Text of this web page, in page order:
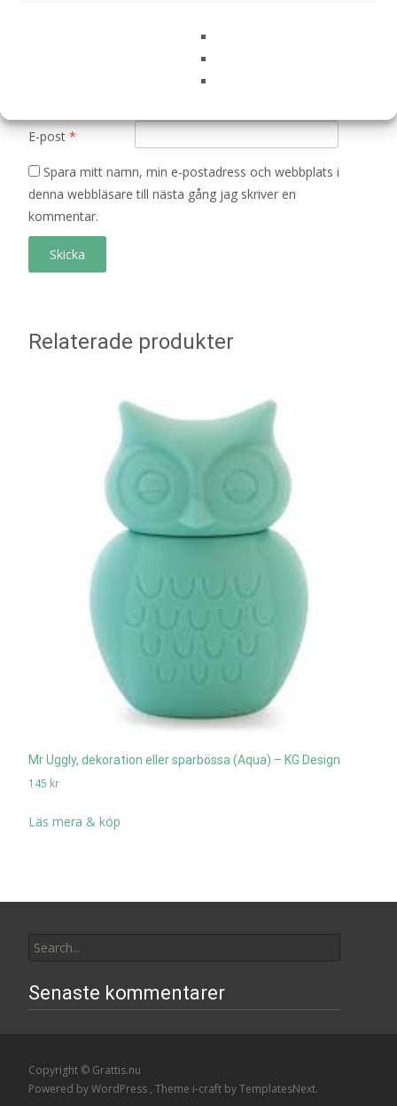
E-post *
Spara mitt namn, min e-postadress och webbplats i
denna webbläsare till nästa gång jag skriver en
kommentar.
Relaterade produkter
Mr Uggly, dekoration eller sparbössa (Aqua) – KG Design
145 kr
Läs mera & köp
for:
Senaste kommentarer
Copyright © Grattis.nu
Powered by WordPress , Theme i-craft by TemplatesNext.